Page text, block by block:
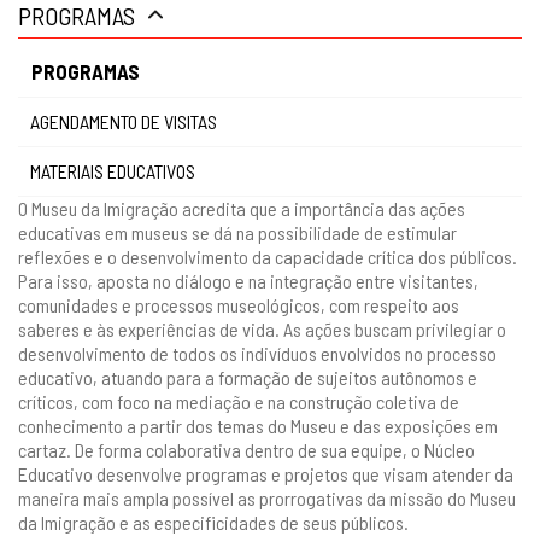
gestão
PROGRAMAS
PROGRAMAS
AGENDAMENTO DE VISITAS
MATERIAIS EDUCATIVOS
O Museu da Imigração acredita que a importância das ações
educativas em museus se dá na possibilidade de estimular
reflexões e o desenvolvimento da capacidade crítica dos públicos.
Para isso, aposta no diálogo e na integração entre visitantes,
comunidades e processos museológicos, com respeito aos
saberes e às experiências de vida. As ações buscam privilegiar o
desenvolvimento de todos os indivíduos envolvidos no processo
educativo, atuando para a formação de sujeitos autônomos e
críticos, com foco na mediação e na construção coletiva de
conhecimento a partir dos temas do Museu e das exposições em
cartaz. De forma colaborativa dentro de sua equipe, o Núcleo
Educativo desenvolve programas e projetos que visam atender da
maneira mais ampla possível as prorrogativas da missão do Museu
da Imigração e as especificidades de seus públicos.